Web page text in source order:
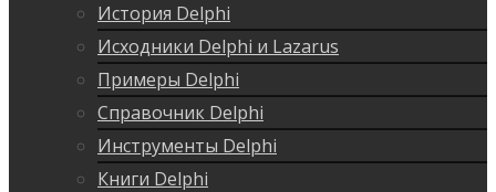
История Delphi
Исходники Delphi и Lazarus
Примеры Delphi
Справочник Delphi
Инструменты Delphi
Книги Delphi